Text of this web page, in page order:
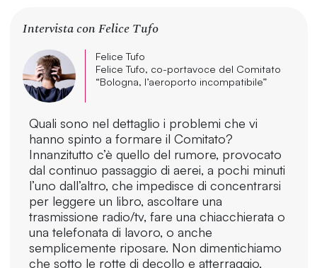
Intervista con Felice Tufo
Felice Tufo
Felice Tufo, co-portavoce del Comitato
“Bologna, l’aeroporto incompatibile”
Quali sono nel dettaglio i problemi che vi
hanno spinto a formare il Comitato?
Innanzitutto c’è quello del rumore, provocato
dal continuo passaggio di aerei, a pochi minuti
l’uno dall’altro, che impedisce di concentrarsi
per leggere un libro, ascoltare una
trasmissione radio/tv, fare una chiacchierata o
una telefonata di lavoro, o anche
semplicemente riposare. Non dimentichiamo
che sotto le rotte di decollo e atterraggio,